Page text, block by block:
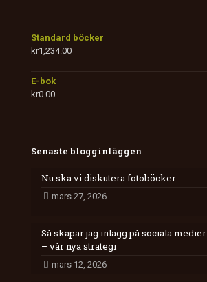
Standard böcker
kr1,234.00
E-bok
kr0.00
Senaste blogginläggen
Nu ska vi diskutera fotoböcker.
mars 27, 2026
Så skapar jag inlägg på sociala medier
– vår nya strategi
mars 12, 2026